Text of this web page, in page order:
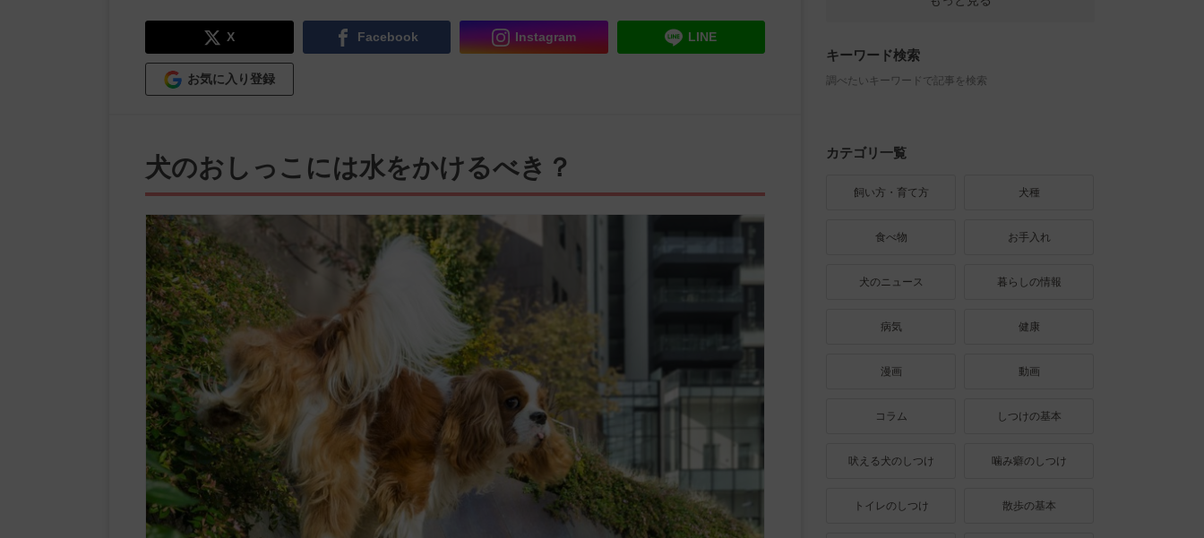
X Facebook Instagram LINE
お気に入り登録
犬のおしっこには水をかけるべき？
キーワード検索
調べたいキーワードで記事を検索
カテゴリ一覧
飼い方・育て方 犬種
食べ物 お手入れ
犬のニュース 暮らしの情報
病気 健康
漫画 動画
コラム しつけの基本
吠える犬のしつけ 噛み癖のしつけ
トイレのしつけ 散歩の基本